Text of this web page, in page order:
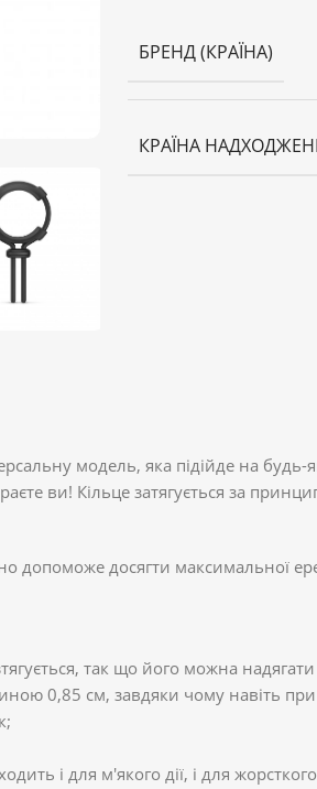
БРЕНД (КРАЇНА)
КРАЇНА
модель, яка підійде на
ви! Кільце затягується за
допоможе досягти максимальної
так що його можна
0,85 см, завдяки чому навіть
і для м'якого дії, і для